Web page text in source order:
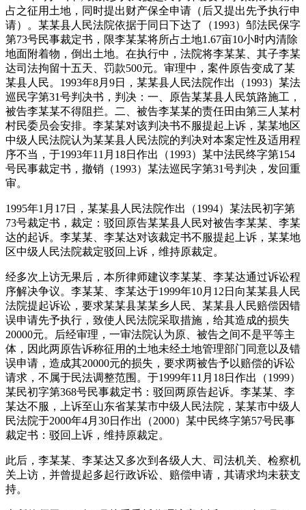
占之征用土地，同时提出财产保全申请（后又提出先予执行申
请）。某某县人民法院依据于同日下达了（1993）邹法民保字
第73号民事裁定书，限李某某将所占土地1.67亩10小时内清除
地面附着物，倒出土地。在执行中，法院将李某某、其子李某
达司法拘留十五天、罚款500元。审理中，案件原告变成了某
某县人民。1993年8月9日，某某县人民法院作出（1993）某法
巡民字第31号判决书，判决：一、原告某某县人民筑路施工，
被告李某某不得阻拦。二、被告李某某的责任田由第三人某村
村民委员会安排。李某某对该判决书不服提起上诉，某某地区
中级人民法院认为某某县人民法院的判决对本案定性及适用程
序不当，于1993年11月18日作出（1993）某中法民终字第154
号民事裁定书，撤销（1993）某法巡民字第31号判决，发回重
审。
1995年1月17日，某某县人民法院作出（1994）某法民初字第
73号裁定书，裁定：驳回原告某某县人民对被告李某某、李某
达的起诉。李某某、李某达对该裁定书不服提起上诉，某某地
区中级人民法院裁定驳回上诉，维持原裁定。
经多次上访无果后，本所律师建议李某某、李某达通过诉讼程
序解决争议。李某某、李某达于1999年10月12日向某某县人民
法院提起诉讼，要求某某县某某乡人民、某某县人民赔偿因错
误申请先予执行，致使人民法院采取措施，给其造成的损失
20000元。后经审理，一审法院认为原、被告之间不是平等主
体，因此两原告诉称征用的土地未经土地管理部门同意以及错
误申请，造成其20000元的损失，要求两被告予以赔偿的诉讼
请求，不属于民法调整范围。于1999年11月18日作出（1999）
某民初字第368号民事裁定书：驳回两原告起诉。李某某、李
某达不服，上诉至山东省某某市中级人民法院，某某市中级人
民法院于2000年4月30日作出（2000）某中民终字第57号民事
裁定书：驳回上诉，维持原裁定。
此后，李某某、李某达又多次到各级人大、司法机关、检察机
关上访，并曾提起多起行政诉讼、赔偿申请，其请求均未获支
持。